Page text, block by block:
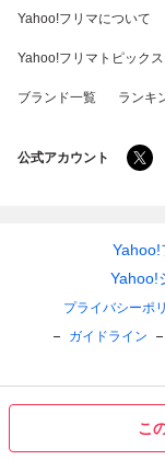
こ
Yahoo!フリマについて
Yahoo!フリマトピックス
ブランド一覧 ランキ
公式アカウント
Yahoo!
Yahoo!
プライバシーポ
ガイドライン